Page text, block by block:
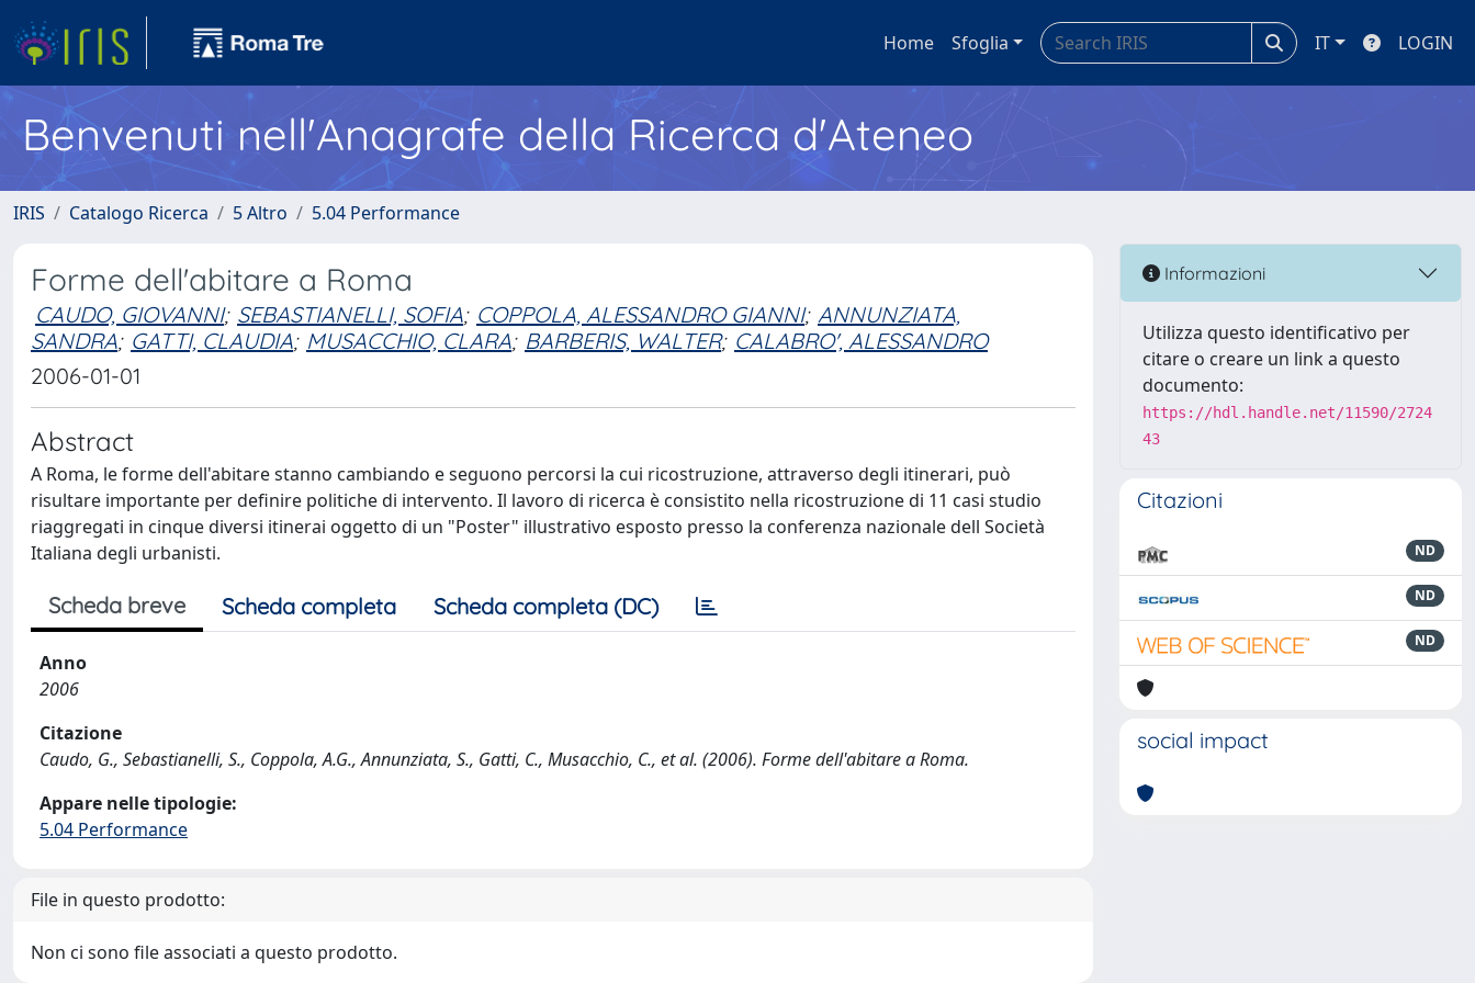
Home Sfoglia IT LOGIN
Benvenuti nell'Anagrafe della Ricerca d'Ateneo
IRIS Catalogo Ricerca 5 Altro 5.04 Performance
Forme dell'abitare a Roma
CAUDO, GIOVANNI; SEBASTIANELLI, SOFIA; COPPOLA, ALESSANDRO GIANNI; ANNUNZIATA,
SANDRA; GATTI, CLAUDIA; MUSACCHIO, CLARA; BARBERIS, WALTER; CALABRO', ALESSANDRO
2006-01-01
Abstract
A Roma, le forme dell'abitare stanno cambiando e seguono percorsi la cui ricostruzione, attraverso degli itinerari, può
risultare importante per definire politiche di intervento. Il lavoro di ricerca è consistito nella ricostruzione di 11 casi studio
riaggregati in cinque diversi itinerai oggetto di un "Poster" illustrativo esposto presso la conferenza nazionale dell Società
Italiana degli urbanisti.
Scheda breve Scheda completa Scheda completa (DC)
Anno
2006
Citazione
Caudo, G., Sebastianelli, S., Coppola, A.G., Annunziata, S., Gatti, C., Musacchio, C., et al. (2006). Forme dell'abitare a Roma.
Appare nelle tipologie:
5.04 Performance
File in questo prodotto:
Non ci sono file associati a questo prodotto.
Informazioni
Utilizza questo identificativo per
citare o creare un link a questo
documento:
https://hdl.handle.net/11590/2724
43
Citazioni
ND
ND
ND
social impact